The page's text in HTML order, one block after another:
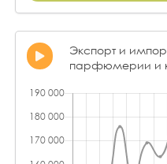
Экспорт и
парфюмерии и